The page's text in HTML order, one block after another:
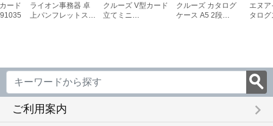
ライオン事務器 卓
上パンフレットスタ
クルーズ V型カード
立てミニ
クルーズ カタログ
ケース A5 2段
エヌ
タロ
ード
ご利用案内 keyboard_arrow_right